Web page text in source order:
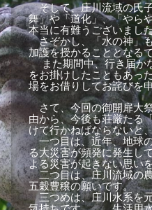
そして、庄川流域の氏
舞」や「道化」、「やら
本当に有難うございまし
さぞかし、「水の神」
加護を授かることとなる
また期間中、行き届か
をお掛けしたこともあっ
場をお借りしてお詫びを
さて、今回の御開扉大
由から、今後も荘厳たる
けて行かねばならないと
一つ目は、近年、地球
る大災害が頻発に発生し
よる災害が起きない思い
二つ目は、庄川流域の
五穀豊穣の願いです。
三つめは、庄川水系を